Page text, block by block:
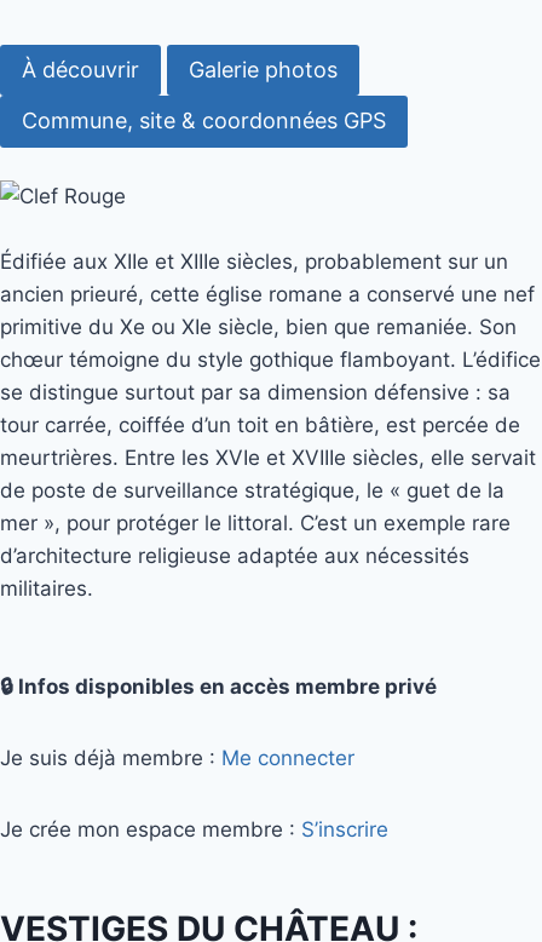
À découvrir Galerie photos
Commune, site & coordonnées GPS
Édifiée aux XIIe et XIIIe siècles, probablement sur un
ancien prieuré, cette église romane a conservé une nef
primitive du Xe ou XIe siècle, bien que remaniée. Son
chœur témoigne du style gothique flamboyant. L’édifice
se distingue surtout par sa dimension défensive : sa
tour carrée, coiffée d’un toit en bâtière, est percée de
meurtrières. Entre les XVIe et XVIIIe siècles, elle servait
de poste de surveillance stratégique, le « guet de la
mer », pour protéger le littoral. C’est un exemple rare
d’architecture religieuse adaptée aux nécessités
militaires.
🔒 Infos disponibles en accès membre privé
Je suis déjà membre : Me connecter
Je crée mon espace membre : S’inscrire
VESTIGES DU CHÂTEAU :